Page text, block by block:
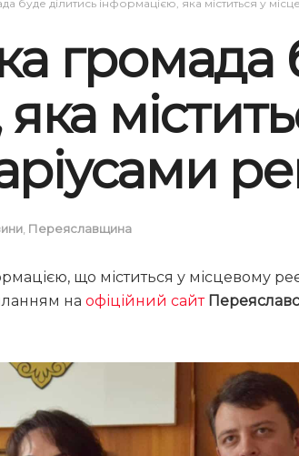
буде ділитись інформацією, яка міститься у
громада
, Переяславщина
що міститься у місцевому
на офіційний сайт